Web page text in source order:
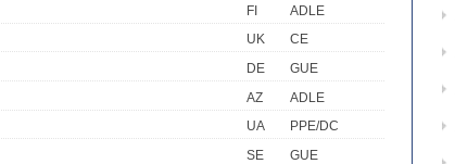
FI
ADLE
UK
CE
DE
GUE
AZ
ADLE
UA
PPE/DC
SE
GUE